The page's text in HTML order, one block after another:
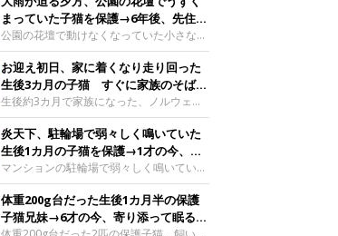
まっていた子猫を保護→6年後、先住猫
と“姉妹”のような関係に
公園の花壇で動けなくなっていた小さな子
猫。家族に迎えられてから6年、先住猫と
の間には深い絆が育まれていました。保護
当時のティダちゃん。
@muumuu62197189紹介するのは、
X（旧Twitter）ユーザー
@muumuu62197189さんの愛猫・ティダ
ちゃん（取材時6才）の成長記録です。こ
ちらは、生後3カ月ごろのティダちゃん。
飼い主さんが出会ったのは、夜から大雨に
なると予報されていた日の夕方でした。花
壇で動けずにいた子猫保護したばかりのテ
ィダちゃん。@muumuu62197189飼い主
お迎え初日、家に着くなり走り回った
生後3カ月の子猫 すぐに家族のそばで
落ち着く姿に「迎えてよかった」
生後約3カ月で家族になった、ノルウェー
ジャンフォレストキャットの子猫。お迎え
翌日には、すでに家でくつろぐ様子を見せ
ていました。お迎え翌日、ベッドでうとう
とするむうちゃんお迎え翌日のむうちゃ
ん。@umimugi0304紹介するのは、
Instagramユーザー@umimugi0304さんの
愛猫・むうちゃん（撮影時、生後約3カ月
／ノルウェージャンフォレストキャッ
炎天下、駐輪場で弱々しく鳴いていた
生後1カ月の子猫を保護→1才の今、筋
肉質でツンデレなコに成長
マンションの駐輪場で弱々しく鳴いてい
た、生後1カ月ほどの子猫。家族に迎えら
れてから1年、体も行動も大きく成長しま
した。炎天下の駐輪場で鳴いていた小さな
体重200g台だった生後1カ月半の保護
子猫兄妹→6才の今、寄り添って眠る姿